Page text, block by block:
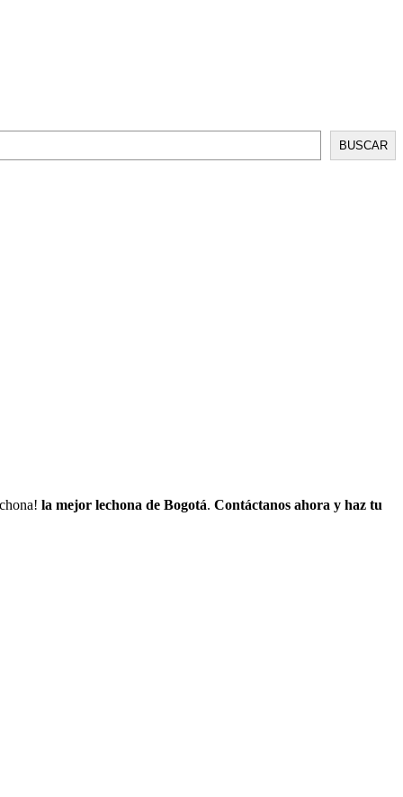
BUSCAR
la mejor lechona de Bogotá. Contáctanos ahora y haz tu